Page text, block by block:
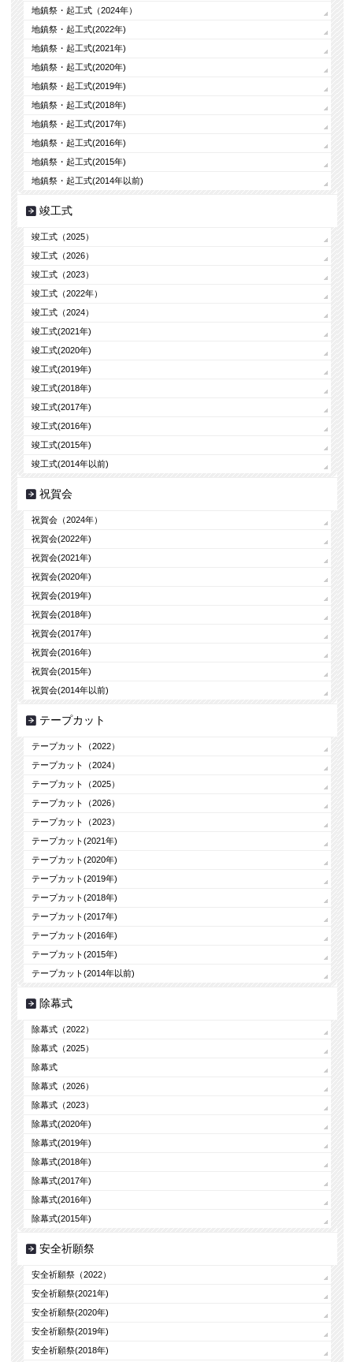
地鎮祭・起工式（2024年）
地鎮祭・起工式(2022年)
地鎮祭・起工式(2021年)
地鎮祭・起工式(2020年)
地鎮祭・起工式(2019年)
地鎮祭・起工式(2018年)
地鎮祭・起工式(2017年)
地鎮祭・起工式(2016年)
地鎮祭・起工式(2015年)
地鎮祭・起工式(2014年以前)
竣工式
竣工式（2025）
竣工式（2026）
竣工式（2023）
竣工式（2022年）
竣工式（2024）
竣工式(2021年)
竣工式(2020年)
竣工式(2019年)
竣工式(2018年)
竣工式(2017年)
竣工式(2016年)
竣工式(2015年)
竣工式(2014年以前)
祝賀会
祝賀会（2024年）
祝賀会(2022年)
祝賀会(2021年)
祝賀会(2020年)
祝賀会(2019年)
祝賀会(2018年)
祝賀会(2017年)
祝賀会(2016年)
祝賀会(2015年)
祝賀会(2014年以前)
テープカット
テープカット（2022）
テープカット（2024）
テープカット（2025）
テープカット（2026）
テープカット（2023）
テープカット(2021年)
テープカット(2020年)
テープカット(2019年)
テープカット(2018年)
テープカット(2017年)
テープカット(2016年)
テープカット(2015年)
テープカット(2014年以前)
除幕式
除幕式（2022）
除幕式（2025）
除幕式
除幕式（2026）
除幕式（2023）
除幕式(2020年)
除幕式(2019年)
除幕式(2018年)
除幕式(2017年)
除幕式(2016年)
除幕式(2015年)
安全祈願祭
安全祈願祭（2022）
安全祈願祭(2021年)
安全祈願祭(2020年)
安全祈願祭(2019年)
安全祈願祭(2018年)